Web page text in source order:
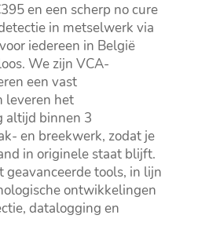
en een scherp no cure
in metselwerk via
iedereen in België
We zijn VCA-
een vast
leveren het
altijd binnen 3
en breekwerk, zodat je
in originele staat blijft.​
geavanceerde tools, in lijn
ontwikkelingen
datalogging en